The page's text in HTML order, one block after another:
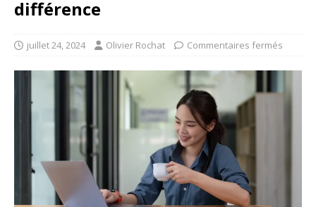
différence
juillet 24, 2024 Olivier Rochat Commentaires fermés